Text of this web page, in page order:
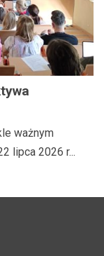
ważnym
lipca 2026 r...